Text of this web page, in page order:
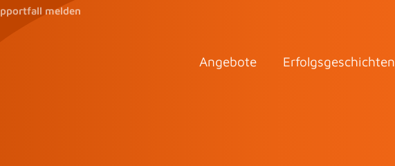
melden
Angebote Erfolgsgeschichten